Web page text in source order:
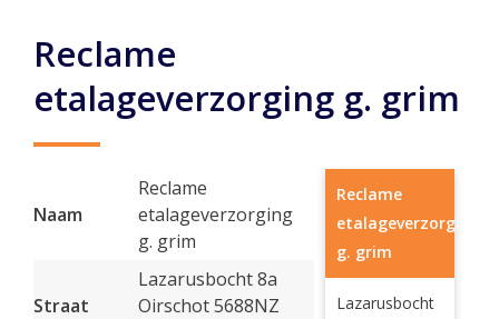
Reclame
etalageverzorging g. grim
Naam
Reclame
etalageverzorging
g. grim
Straat
Lazarusbocht 8a
Oirschot 5688NZ
Reclame
etalageverzorging
g. grim
Lazarusbocht